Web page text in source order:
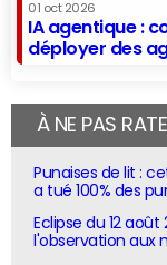
01 oct 2026
IA agentique :
déployer des
À NE PAS
Punaises de lit :
a tué 100% des
Eclipse du 12
l'observation aux